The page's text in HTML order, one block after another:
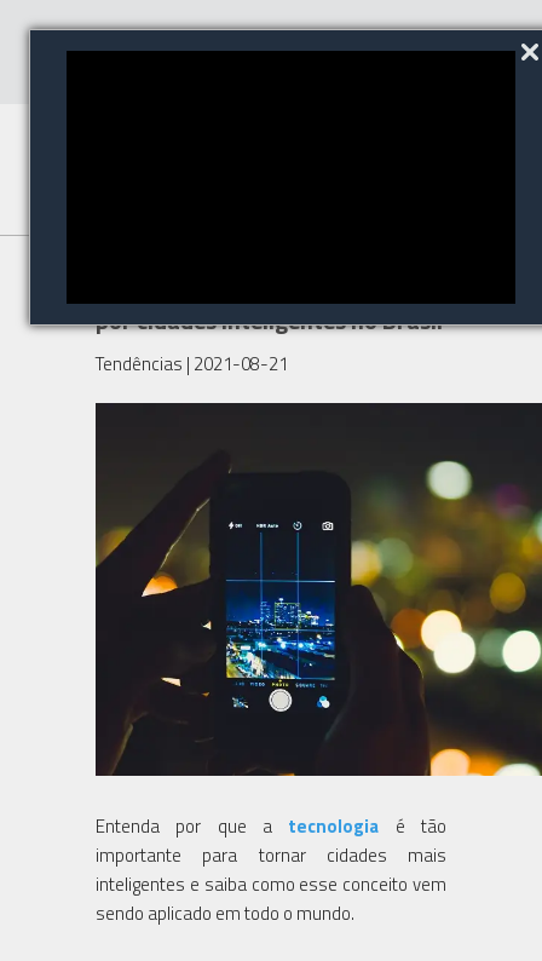
por cidades inteligentes no Brasil
Tendências | 2021-08-21
Entenda por que a tecnologia é tão
importante para tornar cidades mais
inteligentes e saiba como esse conceito vem
sendo aplicado em todo o mundo.